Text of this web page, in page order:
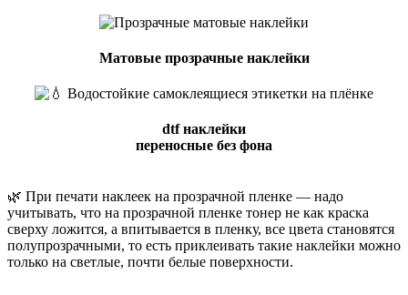
Матовые прозрачные наклейки
dtf наклейки
переносные без фона
🌿 При печати наклеек на прозрачной пленке — надо
учитывать, что на прозрачной пленке тонер не как краска
сверху ложится, а впитывается в пленку, все цвета становятся
полупрозрачными, то есть приклеивать такие наклейки можно
только на светлые, почти белые поверхности.